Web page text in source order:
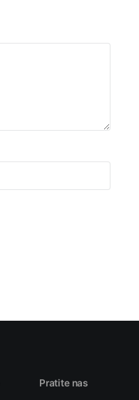
Pratite nas